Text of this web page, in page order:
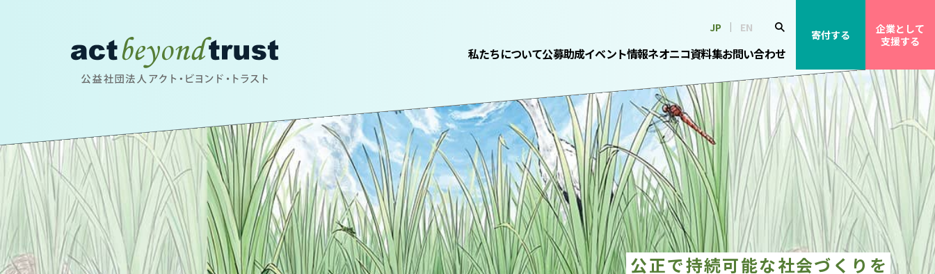
公益社団法人アクト・ビヨンド・トラスト
私たちについて公募助成イベント情報ネオニコ資料集お問い合わせ
JP EN
寄付する
企業として
支援する
公正で持続可能な社会づくりを